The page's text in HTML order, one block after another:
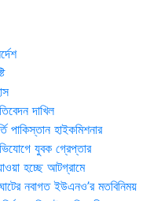
দাখিল
পাকিস্তান হাইকমিশনার
যুবক গ্রেপ্তার
হচ্ছে আটগ্রামে
নবাগত ইউএনও’র মতবিনিময়